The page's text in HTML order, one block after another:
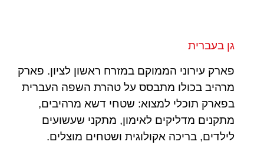
גן בעברית
פארק עירוני הממוקם במזרח ראשון לציון. פארק
מרהיב בכולו מתבסס על טהרת השפה העברית
בפארק תוכלי למצוא: שטחי דשא מרהיבים,
מתקנים מדליקים לאימון, מתקני שעשועים
לילדים, בריכה אקולוגית ושטחים מוצלים.